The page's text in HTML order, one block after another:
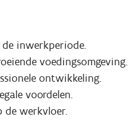
inwerkperiode.
voedingsomgeving.
ontwikkeling.
voordelen.
de werkvloer.